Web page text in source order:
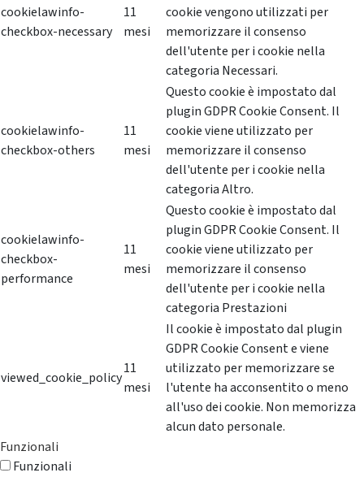
cookielawinfo-
checkbox-necessary
11
mesi
cookie vengono utilizzati per
memorizzare il consenso
dell'utente per i cookie nella
categoria Necessari.
cookielawinfo-
checkbox-others
11
mesi
Questo cookie è impostato dal
plugin GDPR Cookie Consent. Il
cookie viene utilizzato per
memorizzare il consenso
dell'utente per i cookie nella
categoria Altro.
cookielawinfo-
checkbox-
performance
11
mesi
Questo cookie è impostato dal
plugin GDPR Cookie Consent. Il
cookie viene utilizzato per
memorizzare il consenso
dell'utente per i cookie nella
categoria Prestazioni
viewed_cookie_policy
11
mesi
Il cookie è impostato dal plugin
GDPR Cookie Consent e viene
utilizzato per memorizzare se
l'utente ha acconsentito o meno
all'uso dei cookie. Non memorizza
alcun dato personale.
Funzionali
Funzionali